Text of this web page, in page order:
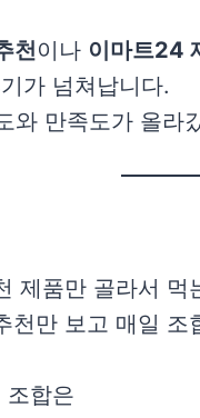
천이나 이마트24
가 넘쳐납니다.
와 만족도가 올라
제품만 골라서 먹
천만 보고 매일 조
조합은